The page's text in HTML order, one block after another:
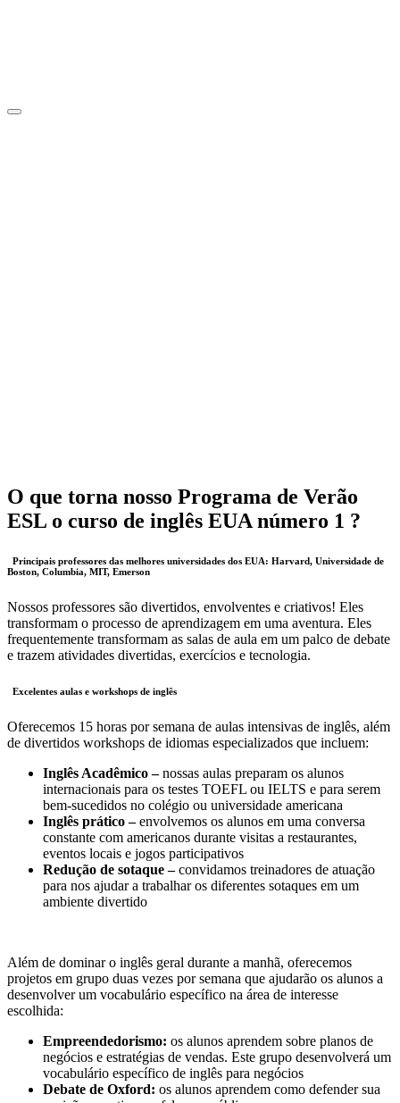
O que torna nosso Programa de Verão
ESL o curso de inglês EUAnúmero 1 ?
Principais professores das melhores universidades dos EUA: Harvard, Universidade de
Boston, Columbia, MIT, Emerson
Nossos professores são divertidos, envolventes e criativos! Eles
transformam o processo de aprendizagem em uma aventura. Eles
frequentemente transformam as salas de aula em um palco de debate
e trazem atividades divertidas, exercícios e tecnologia.
Excelentes aulas e workshops de inglês
Oferecemos 15 horas por semana de aulas intensivas de inglês, além
de divertidos workshops de idiomas especializados que incluem:
Inglês Acadêmico –nossas aulas preparam os alunos
internacionais para os testes TOEFL ou IELTS e para serem
bem-sucedidos no colégio ou universidade americana
Inglês prático –envolvemos os alunos em uma conversa
constante com americanos durante visitas a restaurantes,
eventos locais e jogos participativos
Redução de sotaque –convidamos treinadores de atuação
para nos ajudar a trabalhar os diferentes sotaques em um
ambiente divertido
Além de dominar o inglês geral durante a manhã, oferecemos
projetos em grupo duas vezes por semana que ajudarão os alunos a
desenvolver um vocabulário específico na área de interesse
escolhida:
Empreendedorismo: os alunos aprendem sobre planos de
negócios e estratégias de vendas. Este grupo desenvolverá um
vocabulário específico de inglês para negócios
Debate de Oxford: os alunos aprendem como defender sua